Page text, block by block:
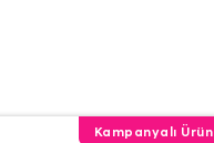
Kampanyalı Ürün